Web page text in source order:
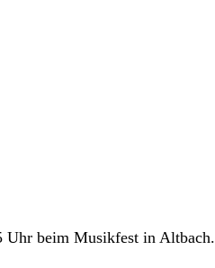
Uhr beim Musikfest in Altbach.